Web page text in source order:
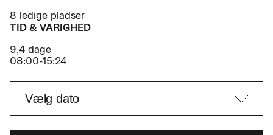
8 ledige pladser
TID & VARIGHED
9,4 dage
08:00-15:24